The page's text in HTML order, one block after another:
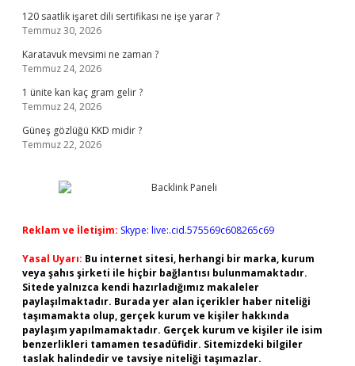
120 saatlik işaret dili sertifikası ne işe yarar ?
Temmuz 30, 2026
Karatavuk mevsimi ne zaman ?
Temmuz 24, 2026
1 ünite kan kaç gram gelir ?
Temmuz 24, 2026
Güneş gözlüğü KKD midir ?
Temmuz 22, 2026
Reklam ve İletişim: Skype: live:.cid.575569c608265c69
Yasal Uyarı: Bu internet sitesi, herhangi bir marka, kurum
veya şahıs şirketi ile hiçbir bağlantısı bulunmamaktadır.
Sitede yalnızca kendi hazırladığımız makaleler
paylaşılmaktadır. Burada yer alan içerikler haber niteliği
taşımamakta olup, gerçek kurum ve kişiler hakkında
paylaşım yapılmamaktadır. Gerçek kurum ve kişiler ile isim
benzerlikleri tamamen tesadüfidir. Sitemizdeki bilgiler
taslak halindedir ve tavsiye niteliği taşımazlar.